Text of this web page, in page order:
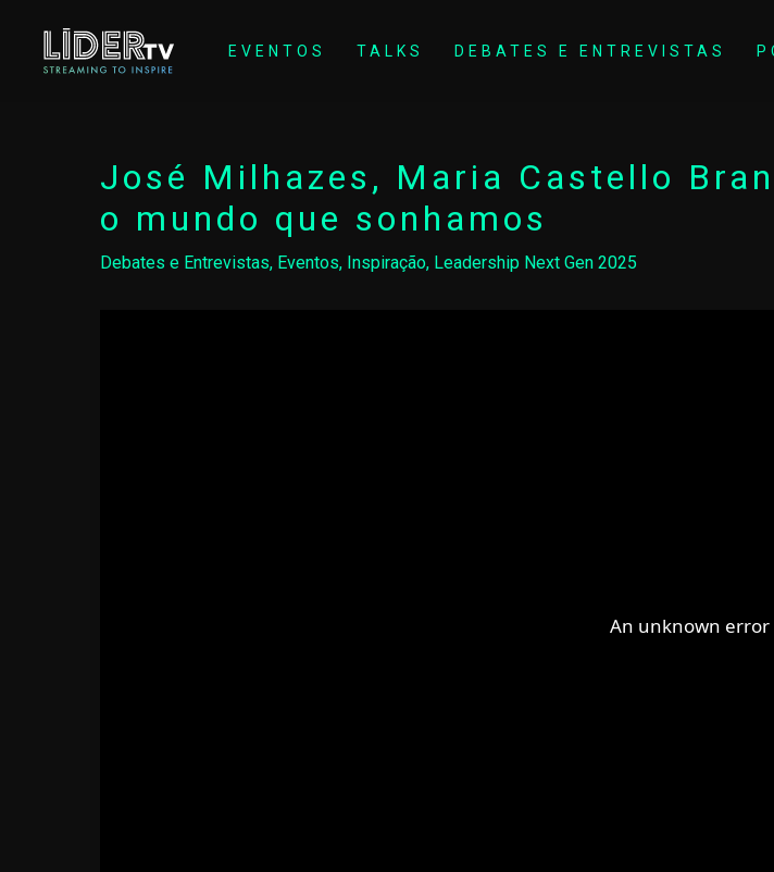
EVENTOS TALKS DEBATES E ENTREVISTAS
José Milhazes, Maria Castello
o mundo que sonhamos
Debates e Entrevistas, Eventos, Inspiração, Leadership Next Gen 2025